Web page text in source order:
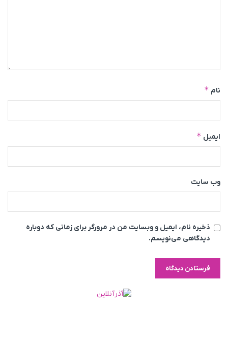
نام *
ایمیل *
وب‌ سایت
ذخیره نام، ایمیل و وبسایت من در مرورگر برای زمانی که دوباره
دیدگاهی می‌نویسم.